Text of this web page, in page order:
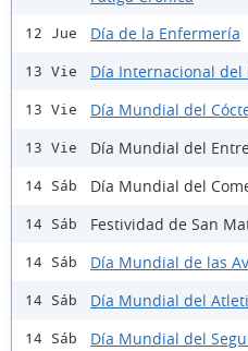
12 Jue Día de la Enfermería
13 Vie Día Internacional del
13 Vie Día Mundial del
13 Vie Día Mundial del
14 Sáb Día Mundial del
14 Sáb Festividad de San
14 Sáb Día Mundial de las
14 Sáb Día Mundial del
14 Sáb Día Mundial del